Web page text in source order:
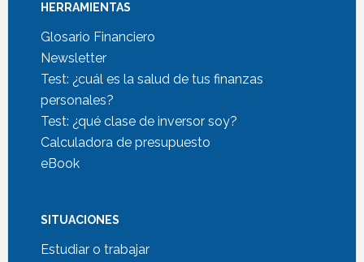
HERRAMIENTAS
Glosario Financiero
Newsletter
Test: ¿cuál es la salud de tus finanzas
personales?
Test: ¿qué clase de inversor soy?
Calculadora de presupuesto
eBook
SITUACIONES
Estudiar o trabajar